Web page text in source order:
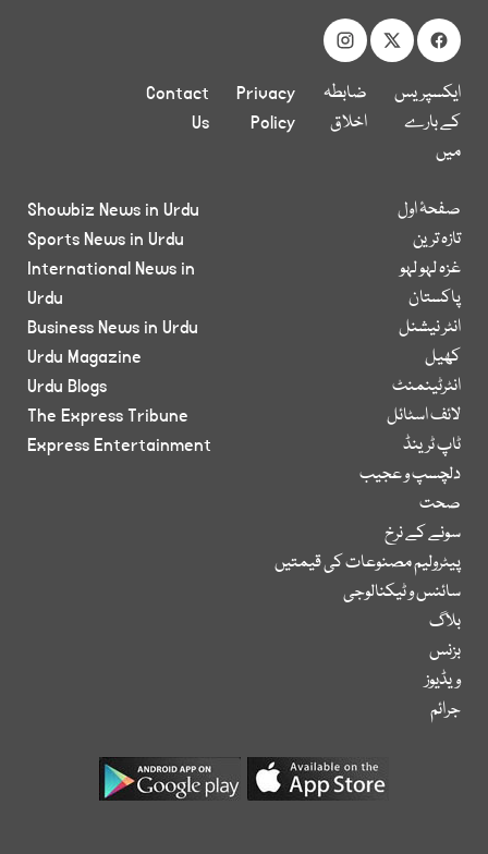
ایکسپریس
کے بارے
میں
ضابطہ
اخلاق
Privacy
Policy
Contact
Us
صفحۂ اول
تازہ ترین
غزہ لہو لہو
پاکستان
انٹر نیشنل
کھیل
انٹرٹینمنٹ
لائف اسٹائل
ٹاپ ٹرینڈ
دلچسپ و عجیب
صحت
سونے کے نرخ
پیٹرولیم مصنوعات کی قیمتیں
سائنس و ٹیکنالوجی
بلاگ
بزنس
ویڈیوز
جرائم
Showbiz News in Urdu
Sports News in Urdu
International News in
Urdu
Business News in Urdu
Urdu Magazine
Urdu Blogs
The Express Tribune
Express Entertainment